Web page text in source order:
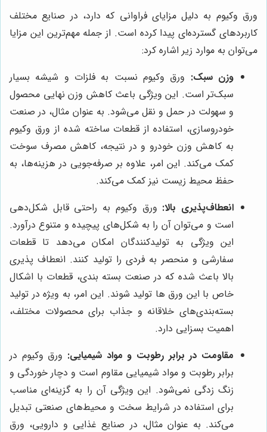
ورق وکیوم به دلیل مزایای فراوانی که دارد، در صنایع مختلف
کاربردهای گسترده‌ای پیدا کرده است. از جمله مهم‌ترین این مزایا
می‌توان به موارد زیر اشاره کرد:
وزن سبک: ورق وکیوم نسبت به فلزات و شیشه بسیار
سبک‌تر است. این ویژگی باعث کاهش وزن نهایی محصول
و سهولت در حمل و نقل می‌شود. به عنوان مثال، در صنعت
خودروسازی، استفاده از قطعات ساخته شده از ورق وکیوم
به کاهش وزن خودرو و در نتیجه، کاهش مصرف سوخت
کمک می‌کند. این امر، علاوه بر صرفه‌جویی در هزینه‌ها، به
حفظ محیط زیست نیز کمک می‌کند.
انعطاف‌پذیری بالا: ورق وکیوم به راحتی قابل شکل‌دهی
است و می‌توان آن را به شکل‌های پیچیده و متنوع درآورد.
این ویژگی به تولیدکنندگان امکان می‌دهد تا قطعات
سفارشی و منحصر به فردی را تولید کنند. انعطاف پذیری
بالا باعث شده که در صنعت بسته بندی، قطعات با اشکال
خاص با این ورق ها تولید شوند. این امر، به ویژه در تولید
بسته‌بندی‌های خلاقانه و جذاب برای محصولات مختلف،
اهمیت بسزایی دارد.
مقاومت در برابر رطوبت و مواد شیمیایی: ورق وکیوم در
برابر رطوبت و مواد شیمیایی مقاوم است و دچار خوردگی و
زنگ زدگی نمی‌شود. این ویژگی آن را به گزینه‌ای مناسب
برای استفاده در شرایط سخت و محیط‌های صنعتی تبدیل
می‌کند. به عنوان مثال، در صنایع غذایی و دارویی، ورق